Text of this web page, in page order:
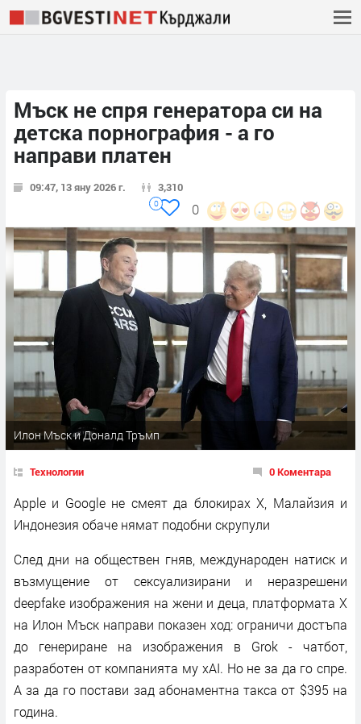
Мъск не спря генератора си на
детска порнография - а го
направи платен
09:47, 13 яну 2026 г. 3,310
0
0
Илон Мъск и Доналд Тръмп
Технологии 0 Коментара
Apple и Google не смеят да блокирах X, Малайзия и
Индонезия обаче нямат подобни скрупули
След дни на обществен гняв, международен натиск и
възмущение от сексуализирани и неразрешени
deepfake изображения на жени и деца, платформата X
на Илон Мъск направи показен ход: ограничи достъпа
до генериране на изображения в Grok - чатбот,
разработен от компанията му xAI. Но не за да го спре.
А за да го постави зад абонаментна такса от $395 на
година.